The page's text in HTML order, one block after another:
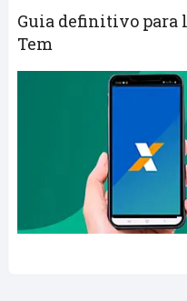
Guia definitivo para
Tem